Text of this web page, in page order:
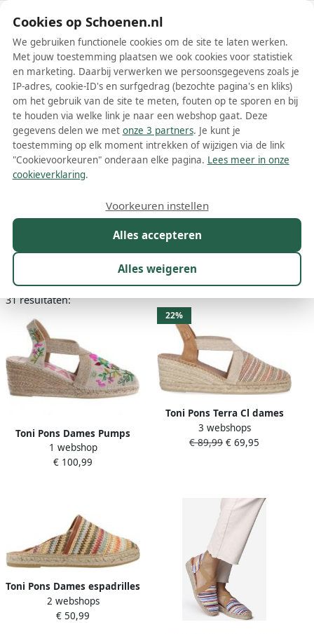
Schoenen.nl
Wis filters Alle filters
Multicolors Toni Pons
damesschoenen
Meer lezen
Boots Espadrilles Pantoffels Pumps Sandalen
31 resultaten:
Toni Pons Dames Pumps
Mont Joi Floral Multi
1 webshop
€ 100,99
22%
Toni Pons Terra Cl dames
sandaal Multi
3 webshops
€ 89,99 € 69,95
Toni Pons Dames espadrilles
in muiltjesstijl van
veelkleurig raffia DENISE-
2 webshops
€ 50,99
Cookies op Schoenen.nl
We gebruiken functionele cookies om de site te laten werken.
Met jouw toestemming plaatsen we ook cookies voor statistiek
en marketing. Daarbij verwerken we persoonsgegevens zoals je
IP-adres, cookie-ID's en surfgedrag (bezochte pagina's en kliks)
om het gebruik van de site te meten, fouten op te sporen en bij
te houden via welke link je naar een webshop gaat. Deze
gegevens delen we met onze 3 partners. Je kunt je
toestemming op elk moment intrekken of wijzigen via de link
"Cookievoorkeuren" onderaan elke pagina. Lees meer in onze
cookieverklaring.
Alles accepteren
Alles weigeren
Voorkeuren instellen